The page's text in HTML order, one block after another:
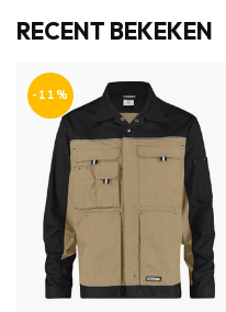
RECENT BEKEKEN
-11%